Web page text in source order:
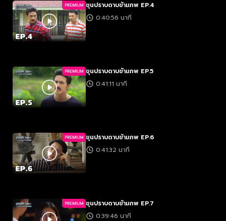
PREMIUM ขุนปราบดาบข้ามภพ EP.4
0:40:56 นาที
PREMIUM ขุนปราบดาบข้ามภพ EP.5
0:41:11 นาที
PREMIUM ขุนปราบดาบข้ามภพ EP.6
0:41:32 นาที
PREMIUM ขุนปราบดาบข้ามภพ EP.7
0:39:46 นาที